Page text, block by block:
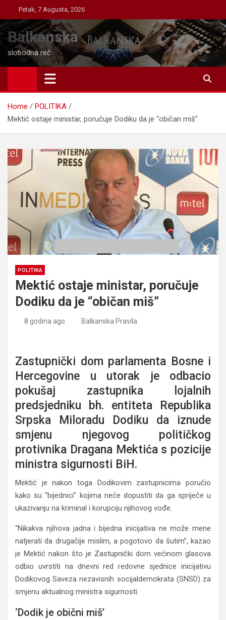
to
content
Petak, 7 Augusta, 2026
Balkanska
slobodna reč
Home
POLITIKA
Mektić ostaje ministar, poručuje Dodiku da je “običan miš”
POLITIKA
Mektić ostaje ministar, poručuje
Dodiku da je “običan miš”
8 godina ago Balkanska Pravila
Zastupnički dom parlamenta Bosne i
Hercegovine u utorak je odbacio
pokušaj zastupnika lojalnih
predsjedniku bh. entiteta Republika
Srpska Miloradu Dodiku da iznude
smjenu njegovog političkog
protivnika Dragana Mektića s pozicije
ministra sigurnosti BiH.
Mektić je nakon toga Dodikovim zastupnicima poručio
kako su “bijednici” kojima neće dopustiti da ga spriječe u
ukazivanju na kriminal i korupciju njihovog vođe.
“Nikakva njihova jadna i bijedna inicijativa ne može mene
natjerati da drugačije mislim, a pogotovo da šutim”, kazao
je Mektić nakon što je Zastupnički dom većinom glasova
odbio uvrstiti na dnevni red redovne sjednice inicijativu
Dodikovog Saveza nezavisnih socijaldemokrata (SNSD) za
smjenu aktualnog ministra sigurnosti.
‘Dodik je obični miš’